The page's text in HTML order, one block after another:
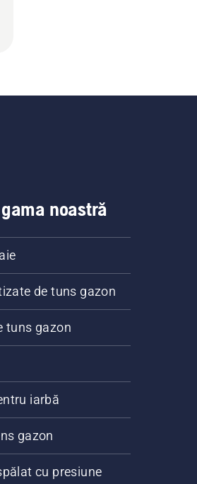
noastră
de tuns gazon
tuns gazon
iarbă
gazon
cu presiune